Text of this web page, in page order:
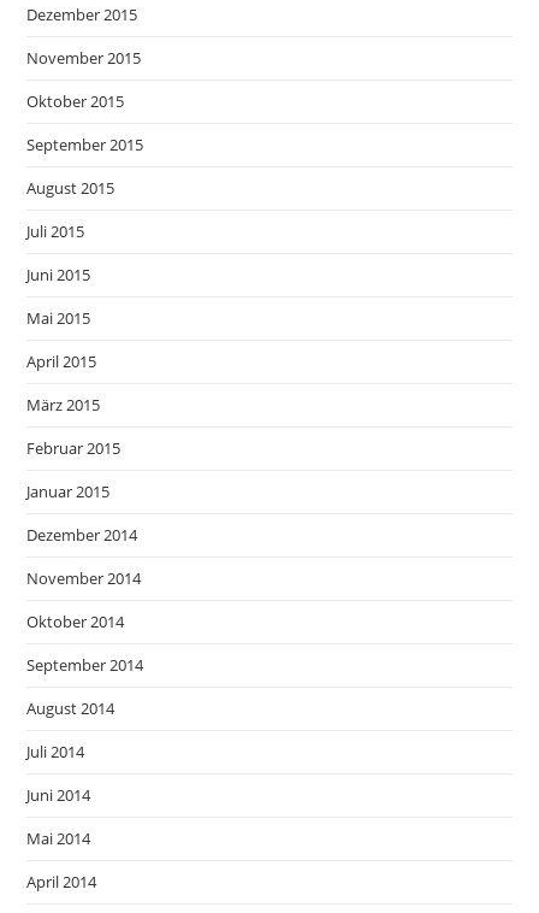
Dezember 2015
November 2015
Oktober 2015
September 2015
August 2015
Juli 2015
Juni 2015
Mai 2015
April 2015
März 2015
Februar 2015
Januar 2015
Dezember 2014
November 2014
Oktober 2014
September 2014
August 2014
Juli 2014
Juni 2014
Mai 2014
April 2014